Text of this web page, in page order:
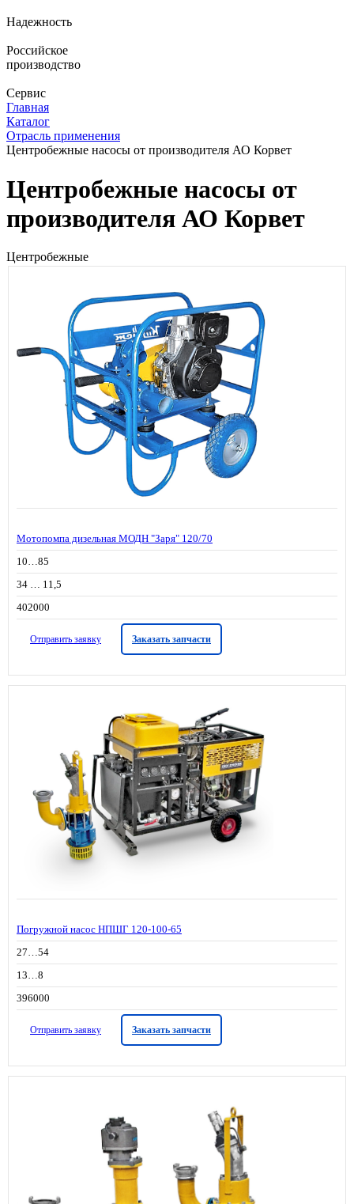
Надежность
Российское
производство
Сервис
Главная
Каталог
Отрасль применения
Центробежные насосы от производителя АО Корвет
Центробежные насосы от
производителя АО Корвет
Центробежные
Мотопомпа дизельная МОДН "Заря" 120/70
10…85
34 … 11,5
402000
Отправить заявку Заказать запчасти
Погружной насос НПШГ 120-100-65
27…54
13…8
396000
Отправить заявку Заказать запчасти